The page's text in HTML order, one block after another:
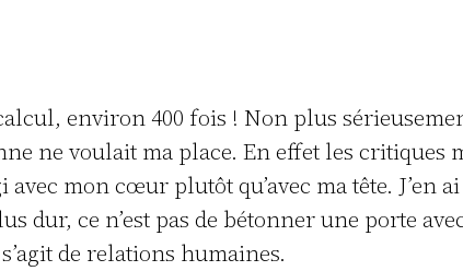
environ 400 fois ! Non plus
ne voulait ma place. En effet les
mon cœur plutôt qu’avec ma tête. J’en
dur, ce n’est pas de bétonner une porte
de relations humaines.